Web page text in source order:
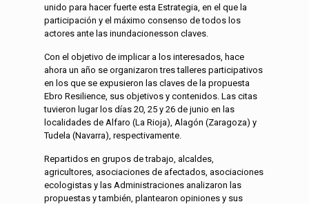
unido para hacer fuerte esta Estrategia, en el que la
participación y el máximo consenso de todos los
actores ante las inundacionesson claves.
Con el objetivo de implicar a los interesados, hace
ahora un año se organizaron tres talleres participativos
en los que se expusieron las claves de la propuesta
Ebro Resilience, sus objetivos y contenidos. Las citas
tuvieron lugar los días 20, 25 y 26 de junio en las
localidades de Alfaro (La Rioja), Alagón (Zaragoza) y
Tudela (Navarra), respectivamente.
Repartidos en grupos de trabajo, alcaldes,
agricultores, asociaciones de afectados, asociaciones
ecologistas y las Administraciones analizaron las
propuestas y también, plantearon opiniones y sus